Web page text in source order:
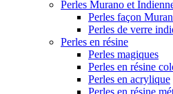
Perles Murano et
Perles façon
Perles de verre
Perles en résine
Perles magiques
Perles en résine
Perles en acrylique
Perles en résine